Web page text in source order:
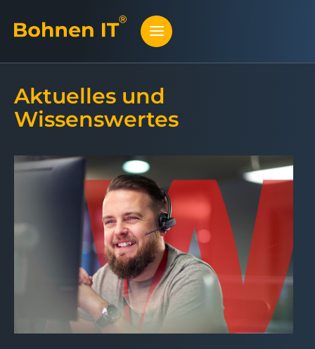
Aktuelles und
Wissenswertes